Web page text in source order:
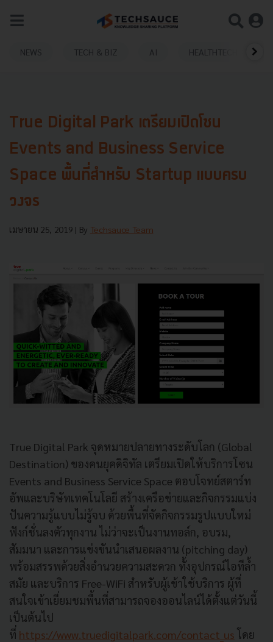
NEWS TECH & BIZ AI HEALTHTECH
True Digital Park เตรียมเปิดโซน
Events and Business Service
Space พื้นที่สำหรับ Startup แบบครบ
วงจร
เมษายน 25, 2019 | By Techsauce Team
True Digital Park จุดหมายปลายทางระดับโลก (Global
Destination) ของคนยุคดิจิทัล เตรียมเปิดให้บริการโซน
Events and Business Service Space ตอบโจทย์สตาร์ท
อัพและบริษัทเทคโนโลยี สร้างเครือข่ายและกิจกรรมแบ่ง
ปันความรู้แบบไม่รู้จบ ด้วยพื้นที่จัดกิจกรรมรูปแบบใหม่
ฟังก์ชั่นลงตัวทุกงาน ไม่ว่าจะเป็นงานทอล์ก, อบรม,
สัมมนา และการแข่งขันนำเสนอผลงาน (pitching day)
พร้อมสรรพด้วยสิ่งอำนวยความสะดวก ทั้งอุปกรณ์ไอทีล้ำ
สมัย และบริการ Free-WiFi สำหรับผู้เข้าใช้บริการ ผู้ที่
สนใจเข้าเยี่ยมชมพื้นที่สามารถจองออนไลน์ได้ตั้งแต่วันนี้
เป็นต้นไป
ที่ https://www.truedigitalpark.com/contact_us โดย